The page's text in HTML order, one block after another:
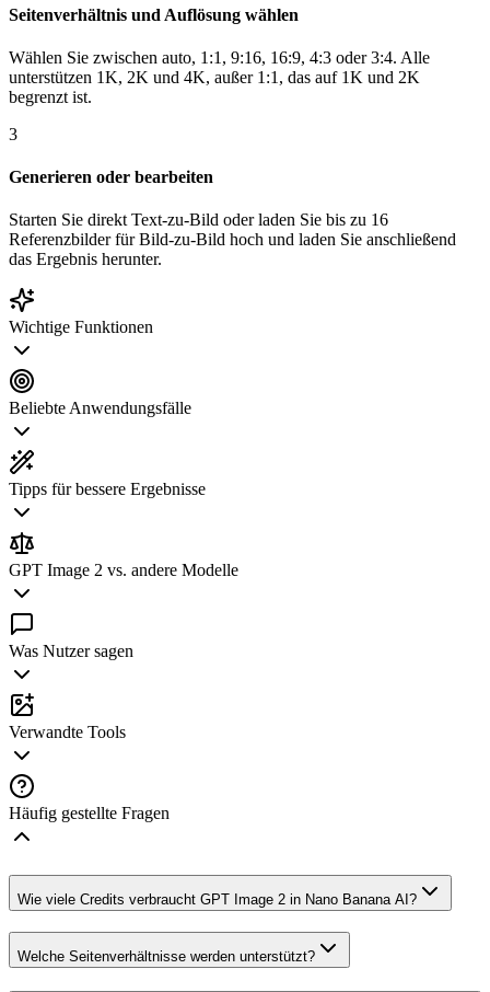
Seitenverhältnis und Auflösung wählen
Wählen Sie zwischen auto, 1:1, 9:16, 16:9, 4:3 oder 3:4. Alle
unterstützen 1K, 2K und 4K, außer 1:1, das auf 1K und 2K
begrenzt ist.
3
Generieren oder bearbeiten
Starten Sie direkt Text-zu-Bild oder laden Sie bis zu 16
Referenzbilder für Bild-zu-Bild hoch und laden Sie anschließend
das Ergebnis herunter.
Wichtige Funktionen
Beliebte Anwendungsfälle
Tipps für bessere Ergebnisse
GPT Image 2 vs. andere Modelle
Was Nutzer sagen
Verwandte Tools
Häufig gestellte Fragen
Wie viele Credits verbraucht GPT Image 2 in Nano Banana AI?
Welche Seitenverhältnisse werden unterstützt?